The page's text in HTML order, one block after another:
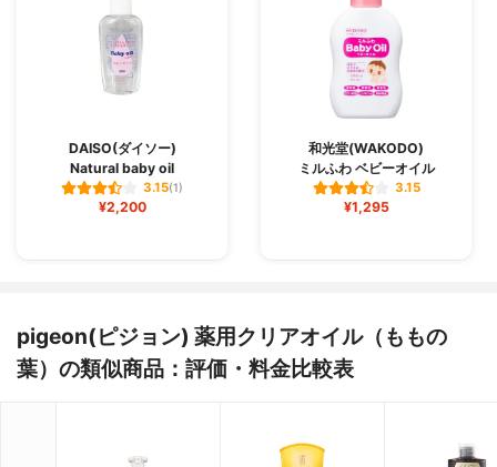
DAISO(ダイソー)
Natural baby oil
3.15(1)
¥2,200
和光堂(WAKODO)
ミルふわ ベビーオイル
3.15
¥1,295
pigeon(ピジョン) 薬用クリアオイル（ももの
葉）の類似商品：評価・料金比較表